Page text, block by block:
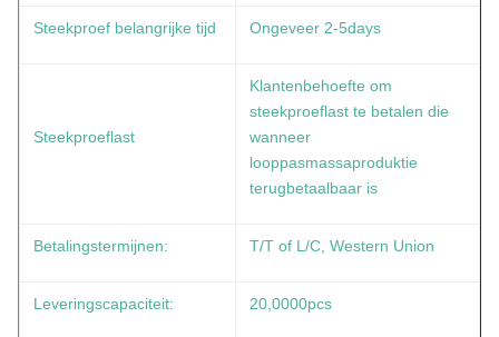
Steekproef belangrijke tijd Ongeveer 2-5days
Steekproeflast
Klantenbehoefte om
steekproeflast te betalen die
wanneer
looppasmassaproduktie
terugbetaalbaar is
Betalingstermijnen: T/T of L/C, Western Union
Leveringscapaciteit: 20,0000pcs